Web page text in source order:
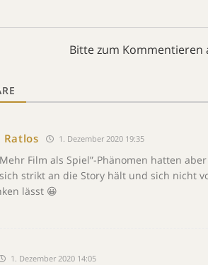
Bitte zum Kommentieren
Ratlos 1. Dezember 2020 19:35
Film als Spiel”-Phänomen hatten
strikt an die Story hält und sich nicht
lässt 😀
1. Dezember 2020 14:05